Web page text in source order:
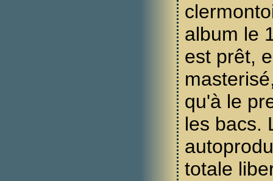
album le
est prêt,
qu'à le
les bacs.
totale